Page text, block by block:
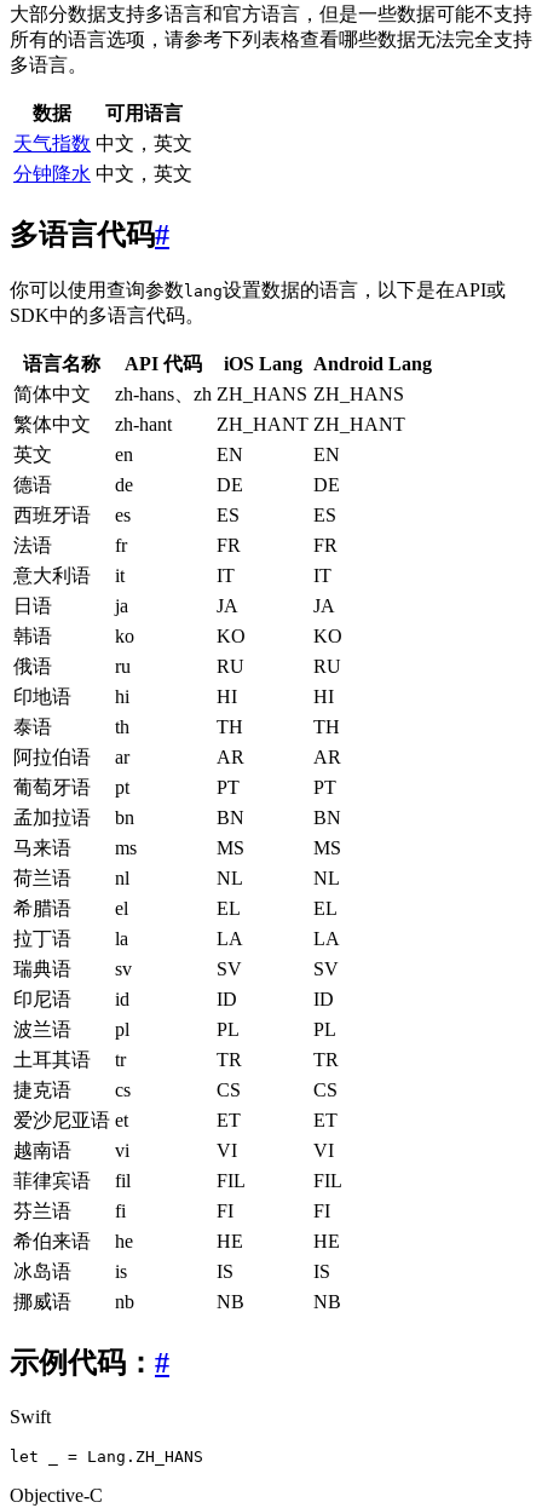
大部分数据支持多语言和官方语言，但是一些数据可能不支持
所有的语言选项，请参考下列表格查看哪些数据无法完全支持
多语言。
数据
可用语言
天气指数 中文，英文
分钟降水 中文，英文
多语言代码#
你可以使用查询参数 lang设置数据的语言，以下是在API或
SDK中的多语言代码。
语言名称 API 代码 iOS Lang
Android Lang
简体中文
zh-hans、zh ZH_HANS ZH_HANS
繁体中文
zh-hant ZH_HANT ZH_HANT
英文
en EN
EN
德语
de DE
DE
西班牙语
es ES
ES
法语
fr FR
FR
意大利语
it IT
IT
日语
ja JA
JA
韩语
ko KO
KO
俄语
ru RU
RU
印地语
hi HI
HI
泰语
th TH
TH
阿拉伯语
ar AR
AR
葡萄牙语
pt PT
PT
孟加拉语
bn BN
BN
马来语
ms MS
MS
荷兰语
nl NL
NL
希腊语
el EL
EL
拉丁语
la LA
LA
瑞典语
sv SV
SV
印尼语
id ID
ID
波兰语
pl PL
PL
土耳其语
tr TR
TR
捷克语
cs CS
CS
爱沙尼亚语 et ET
ET
越南语
vi VI
VI
菲律宾语
fil FIL
FIL
芬兰语
fi FI
FI
希伯来语
he HE
HE
冰岛语
is IS
IS
挪威语
nb NB NB
示例代码： #
Swift
let = Lang . ZH_HANS
Objective-C